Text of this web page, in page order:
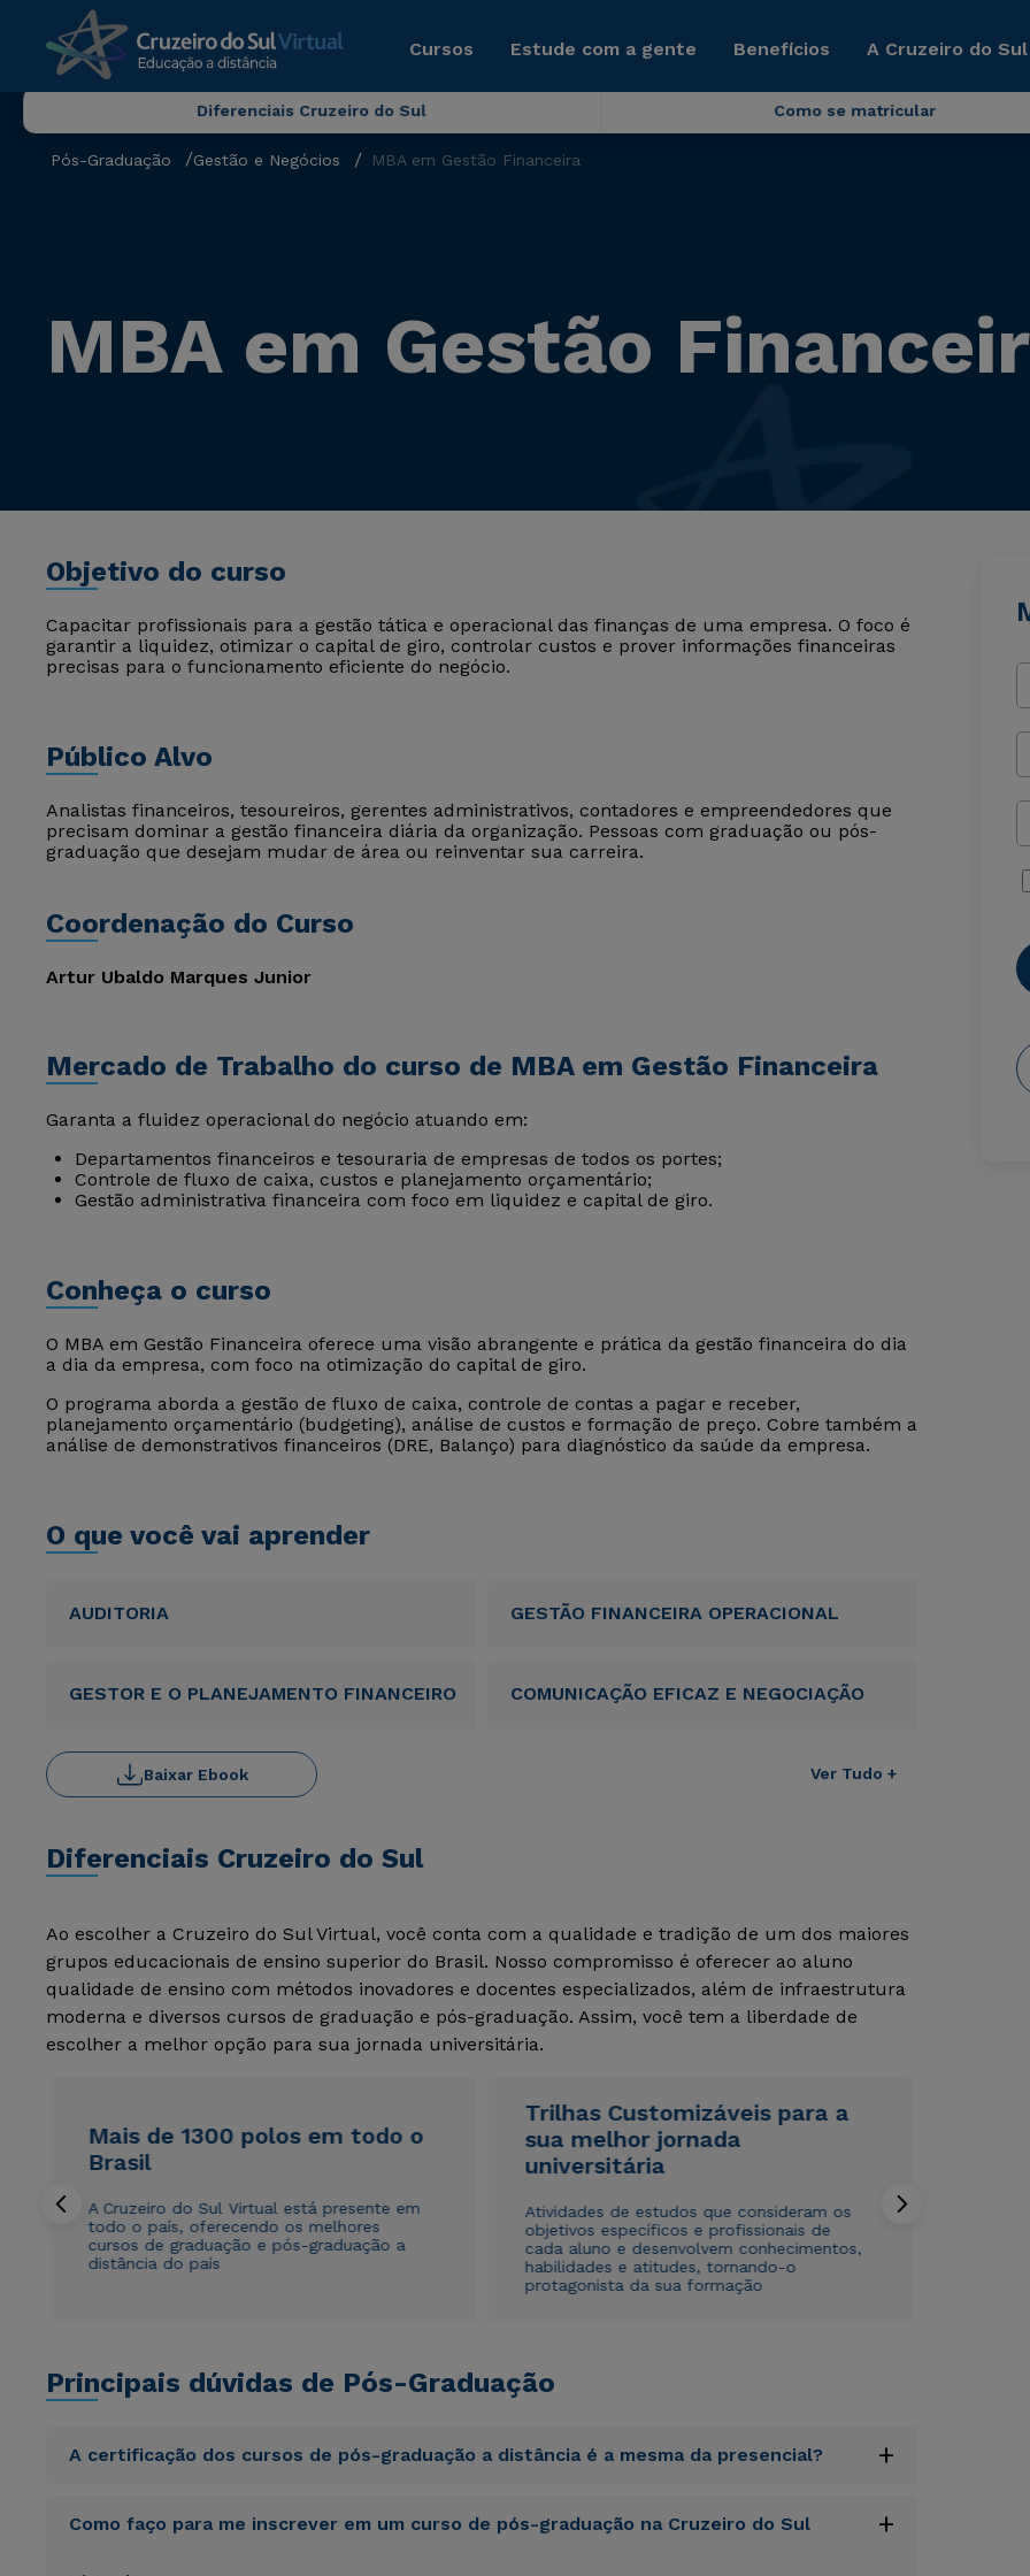
Cursos Estude com a gente Benefícios A Cruzeiro do
Diferenciais Cruzeiro do Sul Como se matricular
Pós-Graduação Gestão e Negócios MBA em Gestão Financeira
MBA em Gestão
Objetivo do curso
Capacitar profissionais para a gestão tática e operacional das finanças de uma empresa. O foco é
garantir a liquidez, otimizar o capital de giro, controlar custos e prover informações financeiras
precisas para o funcionamento eficiente do negócio.
Público Alvo
Analistas financeiros, tesoureiros, gerentes administrativos, contadores e empreendedores que
precisam dominar a gestão financeira diária da organização. Pessoas com graduação ou pós-
graduação que desejam mudar de área ou reinventar sua carreira.
Coordenação do Curso
Artur Ubaldo Marques Junior
Mercado de Trabalho do curso de MBA em Gestão Financeira
Garanta a fluidez operacional do negócio atuando em:
Departamentos financeiros e tesouraria de empresas de todos os portes;
Controle de fluxo de caixa, custos e planejamento orçamentário;
Gestão administrativa financeira com foco em liquidez e capital de giro.
Conheça o curso
O MBA em Gestão Financeira oferece uma visão abrangente e prática da gestão financeira do dia
a dia da empresa, com foco na otimização do capital de giro.
O programa aborda a gestão de fluxo de caixa, controle de contas a pagar e receber,
planejamento orçamentário (budgeting), análise de custos e formação de preço. Cobre também a
análise de demonstrativos financeiros (DRE, Balanço) para diagnóstico da saúde da empresa.
O que você vai aprender
AUDITORIA GESTÃO FINANCEIRA OPERACIONAL
GESTOR E O PLANEJAMENTO FINANCEIRO COMUNICAÇÃO EFICAZ E NEGOCIAÇÃO
Ver Tudo +
Baixar Ebook
Diferenciais Cruzeiro do Sul
Ao escolher a Cruzeiro do Sul Virtual, você conta com a qualidade e tradição de um dos maiores
grupos educacionais de ensino superior do Brasil. Nosso compromisso é oferecer ao aluno
qualidade de ensino com métodos inovadores e docentes especializados, além de infraestrutura
moderna e diversos cursos de graduação e pós-graduação. Assim, você tem a liberdade de
escolher a melhor opção para sua jornada universitária.
Mais de 1300 polos em todo o
Brasil
A Cruzeiro do Sul Virtual está presente em
todo o país, oferecendo os melhores
cursos de graduação e pós-graduação a
distância do país
Trilhas Customizáveis para a
sua melhor jornada
universitária
Atividades de estudos que consideram os
objetivos específicos e profissionais de
cada aluno e desenvolvem conhecimentos,
habilidades e atitudes, tornando-o
protagonista da sua formação
Principais dúvidas de Pós-Graduação
A certificação dos cursos de pós-graduação a distância é a mesma da presencial? +
totam rem aperiam, eaque ipsa quae ab illo inventore veritatis et quasi architecto beatae vitae dicta
Como faço para me inscrever em um curso de pós-graduação na Cruzeiro do Sul +
ou
Estou de acordo com aPolítica de Privacidade.
ou
Estou de acordo com aPolítica de Privacidade.